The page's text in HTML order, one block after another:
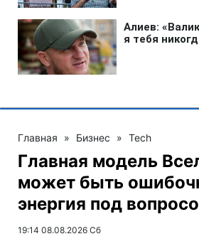
Главная » Бизнес » Tech
Главная модель
может быть
энергия под
19:14 08.08.2026 Сб